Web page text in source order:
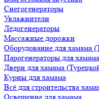
Снегогенераторы
Увлажнители
Лёдогенераторы
Массажные дорожки
Оборудование для хамама
Парогенераторы для хамама
Двери для хамама
Курны для хамама
Всё для строительства
Освещение для хамама